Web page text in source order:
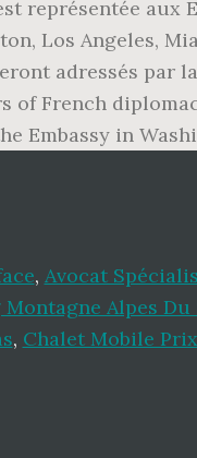
représentée aux
Los Angeles,
adressés par
of French
Embassy in
, Avocat
Montagne Alpes Du
, Chalet Mobile Prix